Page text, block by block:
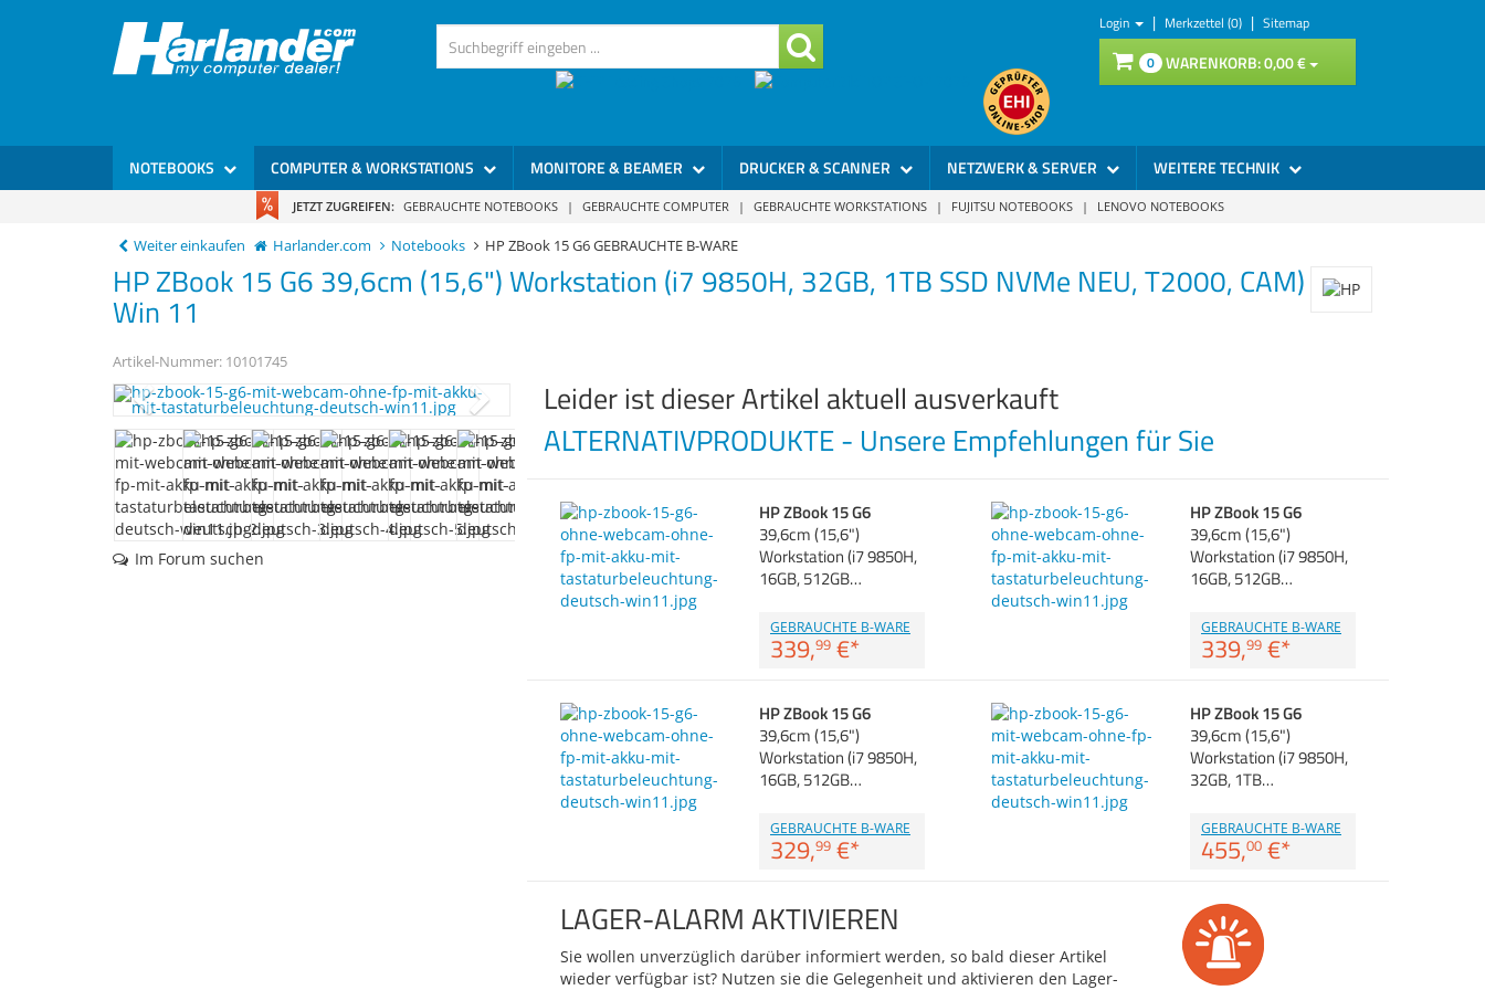
Login | Merkzettel (0) | Sitemap
0 WARENKORB:0,00€
NOTEBOOKS COMPUTER & WORKSTATIONS MONITORE & BEAMER DRUCKER & SCANNER NETZWERK & SERVER WEITERE TECHNIK
JETZT ZUGREIFEN: GEBRAUCHTE NOTEBOOKS | GEBRAUCHTE COMPUTER | GEBRAUCHTE WORKSTATIONS | FUJITSU NOTEBOOKS | LENOVO NOTEBOOKS
Weiter einkaufen Harlander.com Notebooks HP ZBook 15 G6 GEBRAUCHTE B-WARE
HPZBook 15 G6 39,6cm (15,6") Workstation (i7 9850H, 32GB, 1TB SSD NVMe NEU, T2000, CAM)
Win 11
Artikel-Nummer: 10101745
Im Forum suchen
Leider ist dieser Artikel aktuell ausverkauft
ALTERNATIVPRODUKTE - Unsere Empfehlungen für Sie
HP ZBook 15 G6
39,6cm (15,6")
Workstation (i7 9850H,
16GB, 512GB…
GEBRAUCHTE B-WARE
339,99 €*
HP ZBook 15 G6
39,6cm (15,6")
Workstation (i7 9850H,
16GB, 512GB…
GEBRAUCHTE B-WARE
339,99 €*
HP ZBook 15 G6
39,6cm (15,6")
Workstation (i7 9850H,
16GB, 512GB…
GEBRAUCHTE B-WARE
329,99 €*
HP ZBook 15 G6
39,6cm (15,6")
Workstation (i7 9850H,
32GB, 1TB…
GEBRAUCHTE B-WARE
455,00 €*
LAGER-ALARM AKTIVIEREN
Sie wollen unverzüglich darüber informiert werden, so bald dieser Artikel
wieder verfügbar ist? Nutzen sie die Gelegenheit und aktivieren den Lager-